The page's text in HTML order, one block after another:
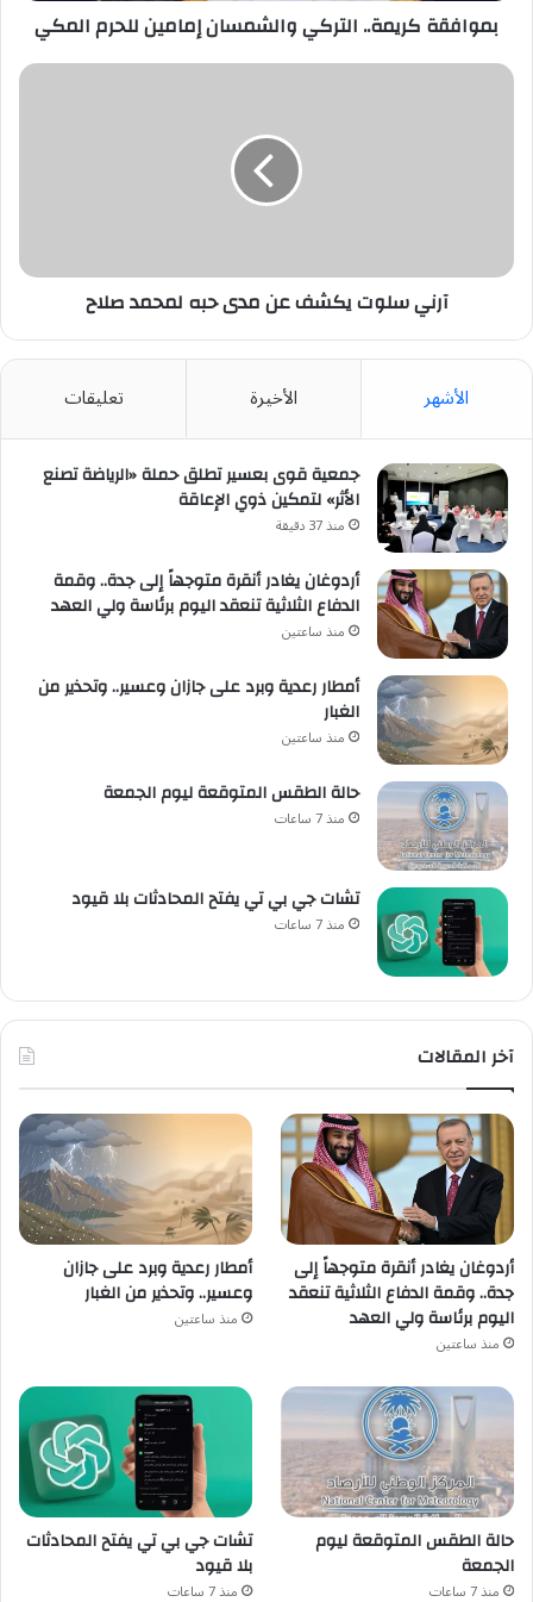
بموافقة كريمة.. التركي والشمسان إمامين للحرم المكي
آرني
آرني سلوت يكشف عن مدى حبه لمحمد صلاح
الأشهر الأخيرة تعليقات
جمعية قوى بعسير تطلق حملة «الرياضة تصنع
الأثر» لتمكين ذوي الإعاقة
منذ 37 دقيقة
أردوغان يغادر أنقرة متوجهاً إلى جدة.. وقمة
الدفاع الثلاثية تنعقد اليوم برئاسة ولي العهد
منذ ساعتين
أمطار رعدية وبرد على جازان وعسير.. وتحذير من
الغبار
منذ ساعتين
حالة الطقس المتوقعة ليوم الجمعة
منذ 7 ساعات
تشات جي بي تي يفتح المحادثات بلا قيود
منذ 7 ساعات
آخر المقالات
أردوغان يغادر أنقرة متوجهاً إلى
جدة.. وقمة الدفاع الثلاثية تنعقد
اليوم برئاسة ولي العهد
منذ ساعتين
أمطار رعدية وبرد على جازان
وعسير.. وتحذير من الغبار
منذ ساعتين
حالة الطقس المتوقعة ليوم
الجمعة
منذ 7 ساعات
تشات جي بي تي يفتح المحادثات
بلا قيود
منذ 7 ساعات